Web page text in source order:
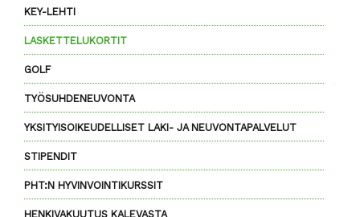
KEY-LEHTI
LASKETTELUKORTIT
GOLF
TYÖSUHDENEUVONTA
YKSITYISOIKEUDELLISET LAKI- JA NEUVONTAPALVELUT
STIPENDIT
PHT:N HYVINVOINTIKURSSIT
HENKIVAKUUTUS KALEVASTA